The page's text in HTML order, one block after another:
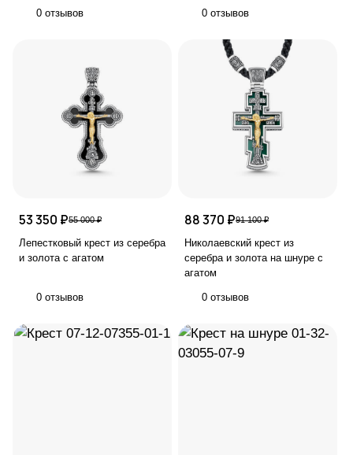
0 отзывов 0 отзывов
53 350 ₽55 000 ₽
Лепестковый крест из серебра
и золота с агатом
0 отзывов
88 370 ₽91 100 ₽
Николаевский крест из
серебра и золота на шнуре с
агатом
0 отзывов